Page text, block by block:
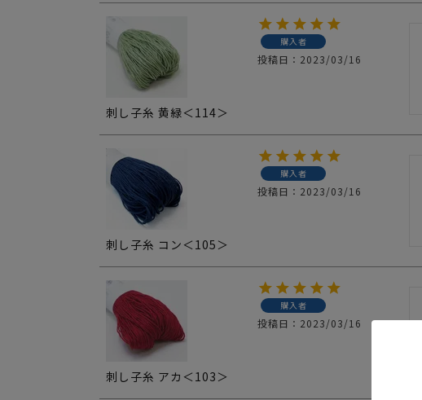
刺し子糸 黄緑＜114＞
購入者
投稿日 2023/03/16
刺し子糸 コン＜105＞
購入者
投稿日 2023/03/16
刺し子糸 アカ＜103＞
購入者
投稿日 2023/03/16